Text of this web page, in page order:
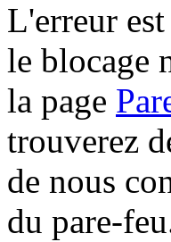
L'erreur
le blocage
la page
trouverez
de nous
du pare-